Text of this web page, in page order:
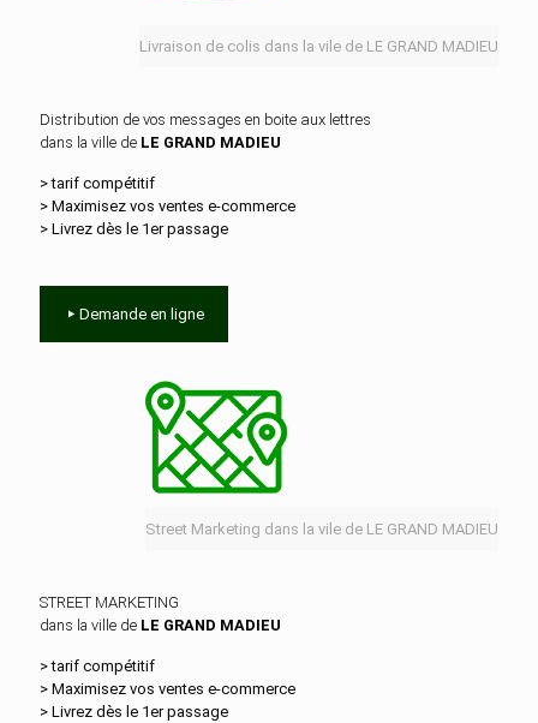
Livraison de colis dans la vile de LE GRAND MADIEU
Distribution de vos messages en boite aux lettres
dans la ville de LE GRAND MADIEU
> tarif compétitif
> Maximisez vos ventes e‑commerce
> Livrez dès le 1er passage
Demande en ligne
Street Marketing dans la vile de LE GRAND MADIEU
STREET MARKETING
dans la ville de LE GRAND MADIEU
> tarif compétitif
> Maximisez vos ventes e‑commerce
> Livrez dès le 1er passage